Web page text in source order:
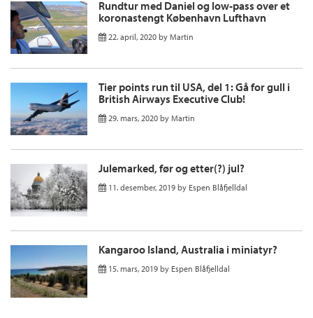
Rundtur med Daniel og low-pass over et
koronastengt København Lufthavn
22. april, 2020 by Martin
Tier points run til USA, del 1: Gå for gull i
British Airways Executive Club!
29. mars, 2020 by Martin
Julemarked, før og etter(?) jul?
11. desember, 2019 by Espen Blåfjelldal
Kangaroo Island, Australia i miniatyr?
15. mars, 2019 by Espen Blåfjelldal